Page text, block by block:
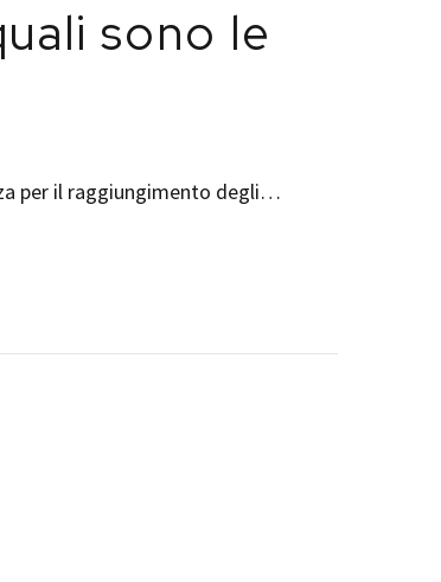
sono le
per il raggiungimento degli…